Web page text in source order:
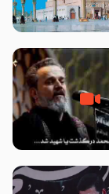
صلوات بر پیامبر
علیه و آله بعد از
– ملا باسم کربلایی